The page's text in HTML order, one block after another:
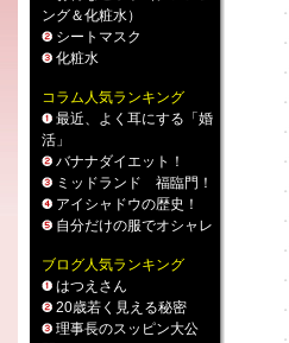
ング＆化粧水）
シートマスク
化粧水
コラム人気ランキング
最近、よく耳にする「婚
活」
バナナダイエット！
ミッドランド 福臨門！
アイシャドウの歴史！
自分だけの服でオシャレ
ブログ人気ランキング
はつえさん
20歳若く見える秘密
理事長のスッピン大公